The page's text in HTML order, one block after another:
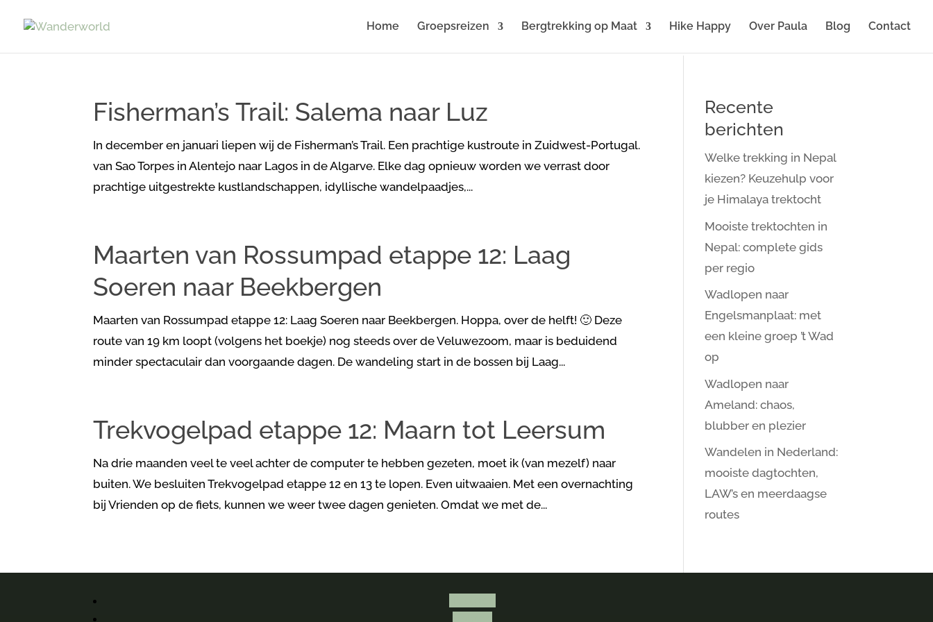
Home Groepsreizen Bergtrekking op Maat Hike Happy Over Paula Blog Contact
Fisherman’s Trail: Salema naar Luz
In december en januari liepen wij de Fisherman’s Trail. Een prachtige kustroute in Zuidwest-Portugal.
van Sao Torpes in Alentejo naar Lagos in de Algarve. Elke dag opnieuw worden we verrast door
prachtige uitgestrekte kustlandschappen, idyllische wandelpaadjes,...
Maarten van Rossumpad etappe 12: Laag
Soeren naar Beekbergen
Maarten van Rossumpad etappe 12: Laag Soeren naar Beekbergen. Hoppa, over de helft! 🙂 Deze
route van 19 km loopt (volgens het boekje) nog steeds over de Veluwezoom, maar is beduidend
minder spectaculair dan voorgaande dagen. De wandeling start in de bossen bij Laag...
Trekvogelpad etappe 12: Maarn tot Leersum
Na drie maanden veel te veel achter de computer te hebben gezeten, moet ik (van mezelf) naar
buiten. We besluiten Trekvogelpad etappe 12 en 13 te lopen. Even uitwaaien. Met een overnachting
bij Vrienden op de fiets, kunnen we weer twee dagen genieten. Omdat we met de...
Recente
berichten
Welke trekking in Nepal
kiezen? Keuzehulp voor
je Himalaya trektocht
Mooiste trektochten in
Nepal: complete gids
per regio
Wadlopen naar
Engelsmanplaat: met
een kleine groep ’t Wad
op
Wadlopen naar
Ameland: chaos,
blubber en plezier
Wandelen in Nederland:
mooiste dagtochten,
LAW’s en meerdaagse
routes